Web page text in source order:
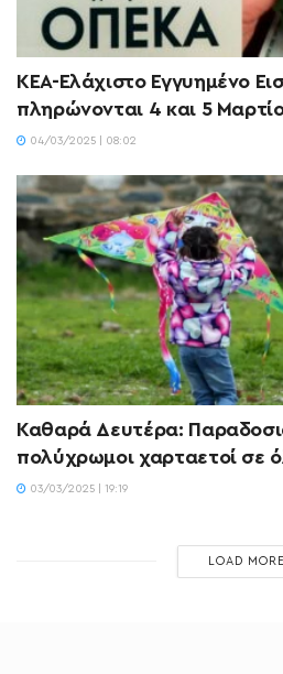
ΚΕΑ-Ελάχιστο Εγγυημένο
πληρώνονται 4 και 5
04/03/2025 | 08:02
Καθαρά Δευτέρα:
πολύχρωμοι χαρταετοί σε
03/03/2025 | 19:19
LOAD MORE